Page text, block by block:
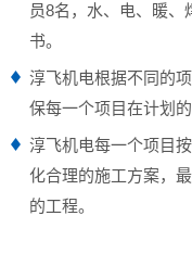
员8名，水、电、暖、
书。
淳飞机电根据不同的
保每一个项目在计划
淳飞机电每一个项目
化合理的施工方案，
的工程。